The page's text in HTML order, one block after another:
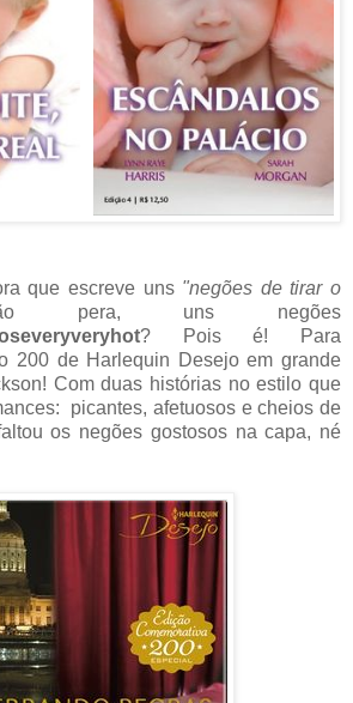
que escreve uns "negões de tirar o
pera, uns negões
? Pois é! Para
200 de Harlequin Desejo em grande
Com duas histórias no estilo que
picantes, afetuosos e cheios de
os negões gostosos na capa, né